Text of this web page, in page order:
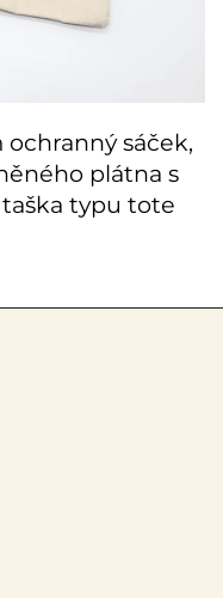
sáček,
plátna s
typu tote